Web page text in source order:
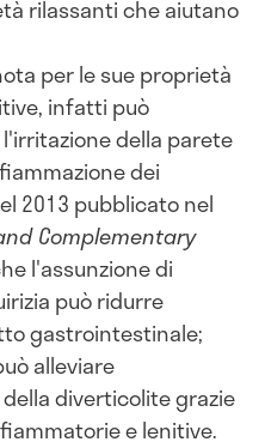
rilassanti che aiutano
per le sue proprietà
infatti può
della parete
dei
2013 pubblicato nel
Complementary
l'assunzione di
può ridurre
gastrointestinale;
alleviare
diverticolite grazie
e lenitive.